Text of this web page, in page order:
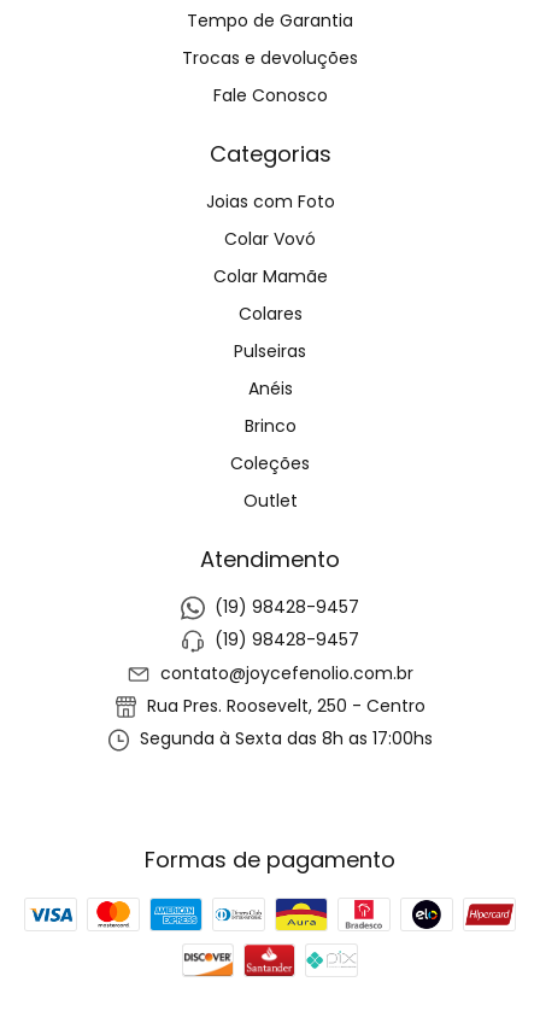
Tempo de Garantia
Trocas e devoluções
Fale Conosco
Categorias
Joias com Foto
Colar Vovó
Colar Mamãe
Colares
Pulseiras
Anéis
Brinco
Coleções
Outlet
Atendimento
(19) 98428-9457
(19) 98428-9457
contato@joycefenolio.com.br
Rua Pres. Roosevelt, 250 - Centro
Segunda à Sexta das 8h as 17:00hs
Formas de pagamento